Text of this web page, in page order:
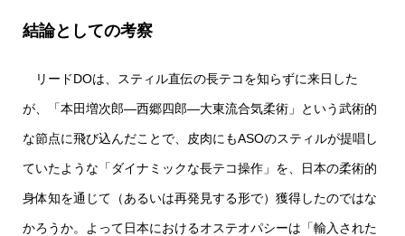
結論としての考察
リードDOは、スティル直伝の長テコを知らずに来日した
が、「本田増次郎―西郷四郎―大東流合気柔術」という武術的
な節点に飛び込んだことで、皮肉にもASOのスティルが提唱し
ていたような「ダイナミックな長テコ操作」を、日本の柔術的
身体知を通じて（あるいは再発見する形で）獲得したのではな
かろうか。よって日本におけるオステオパシーは「輸入された